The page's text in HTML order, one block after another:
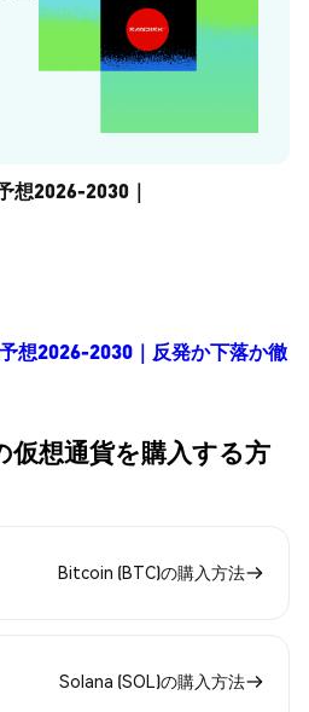
想2026-2030｜
想2026-2030｜反発か下落か徹
仮想通貨を購入する方
Bitcoin (BTC)の購入方法
Solana (SOL)の購入方法